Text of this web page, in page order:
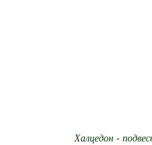
Халцедон -